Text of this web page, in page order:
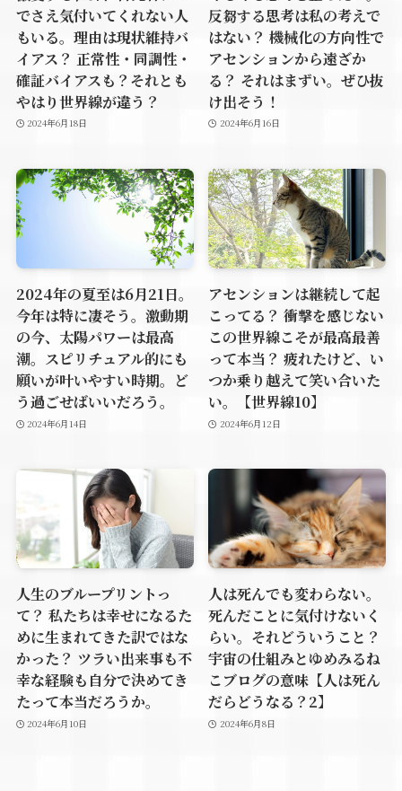
でさえ気付いてくれない人
もいる。理由は現状維持バ
イアス？ 正常性・同調性・
確証バイアスも？それとも
やはり世界線が違う？
2024年6月18日
反芻する思考は私の考えで
はない？ 機械化の方向性で
アセンションから遠ざか
る？ それはまずい。ぜひ抜
け出そう！
2024年6月16日
2024年の夏至は6月21日。
今年は特に凄そう。激動期
の今、太陽パワーは最高
潮。スピリチュアル的にも
願いが叶いやすい時期。ど
う過ごせばいいだろう。
2024年6月14日
アセンションは継続して起
こってる？ 衝撃を感じない
この世界線こそが最高最善
って本当？ 疲れたけど、い
つか乗り越えて笑い合いた
い。【世界線10】
2024年6月12日
人生のブループリントっ
て？ 私たちは幸せになるた
めに生まれてきた訳ではな
かった？ ツラい出来事も不
幸な経験も自分で決めてき
たって本当だろうか。
2024年6月10日
人は死んでも変わらない。
死んだことに気付けないく
らい。それどういうこと？
宇宙の仕組みとゆめみるね
こブログの意味【人は死ん
だらどうなる？2】
2024年6月8日